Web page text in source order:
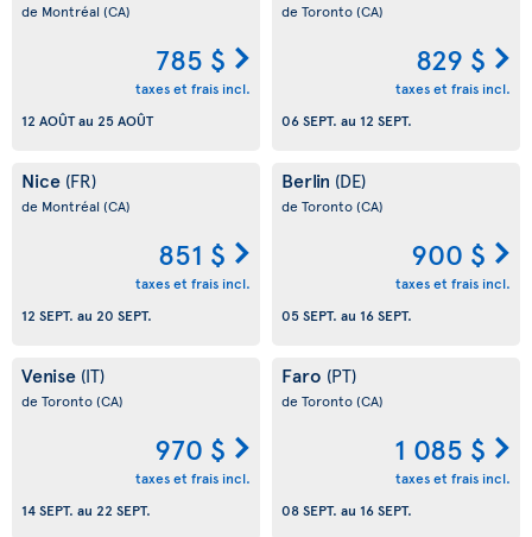
de Montréal (CA)
785 $
taxes et frais incl.
12 AOÛTau 25 AOÛT
de Toronto(CA)
829 $
taxes et frais incl.
06 SEPT. au 12 SEPT.
Nice (FR)
de Montréal (CA)
851 $
taxes et frais incl.
12 SEPT. au 20 SEPT.
Berlin (DE)
de Toronto(CA)
900 $
taxes et frais incl.
05 SEPT. au 16 SEPT.
Venise (IT)
de Toronto(CA)
970 $
taxes et frais incl.
14 SEPT. au 22 SEPT.
Faro (PT)
de Toronto(CA)
1 085 $
taxes et frais incl.
08 SEPT. au 16 SEPT.